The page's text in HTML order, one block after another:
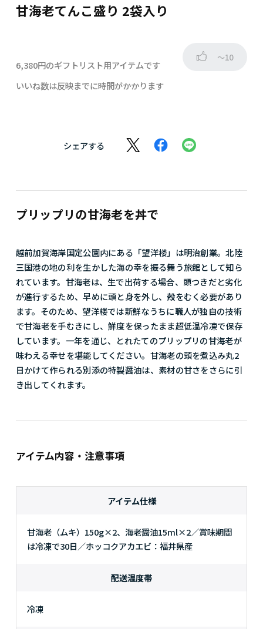
甘海老てんこ盛り 2袋入り
6,380円のギフトリスト用アイテムです
～10
いいね数は反映までに時間がかかります
シェアする
プリップリの甘海老を丼で
越前加賀海岸国定公園内にある「望洋楼」は明治創業。北陸
三国港の地の利を生かした海の幸を振る舞う旅館として知ら
れています。甘海老は、生で出荷する場合、頭つきだと劣化
が進行するため、早めに頭と身を外し、殻をむく必要があり
ます。そのため、望洋楼では新鮮なうちに職人が独自の技術
で甘海老を手むきにし、鮮度を保ったまま超低温冷凍で保存
しています。一年を通じ、とれたてのプリップリの甘海老が
味わえる幸せを堪能してください。甘海老の頭を煮込み丸2
日かけて作られる別添の特製醤油は、素材の甘さをさらに引
き出してくれます。
アイテム内容・注意事項
アイテム仕様
甘海老（ムキ）150g×2、海老醤油15ml×2／賞味期間
は冷凍で30日／ホッコクアカエビ：福井県産
配送温度帯
冷凍